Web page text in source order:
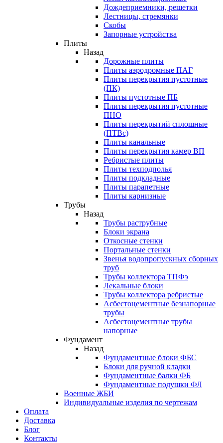
Дождеприемники, решетки
Лестницы, стремянки
Скобы
Запорные устройства
Плиты
Назад
Дорожные плиты
Плиты аэродромные ПАГ
Плиты перекрытия пустотные
(ПК)
Плиты пустотные ПБ
Плиты перекрытия пустотные
ПНО
Плиты перекрытий сплошные
(ПТВс)
Плиты канальные
Плиты перекрытия камер ВП
Ребристые плиты
Плиты техподполья
Плиты подкладные
Плиты парапетные
Плиты карнизные
Трубы
Назад
Трубы раструбные
Блоки экрана
Откосные стенки
Портальные стенки
Звенья водопропускных сборных
труб
Трубы коллектора ТПФэ
Лекальные блоки
Трубы коллектора ребристые
Асбестоцементные безнапорные
трубы
Асбестоцементные трубы
напорные
Фундамент
Назад
Фундаментные блоки ФБС
Блоки для ручной кладки
Фундаментные балки ФБ
Фундаментные подушки ФЛ
Военные ЖБИ
Индивидуальные изделия по чертежам
Оплата
Доставка
Блог
Контакты